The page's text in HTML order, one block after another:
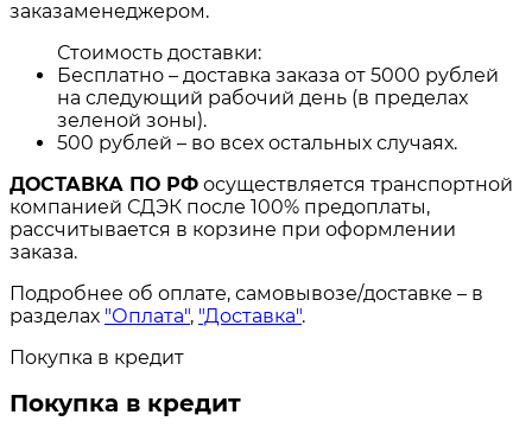
заказаменеджером.
Стоимость доставки:
Бесплатно – доставка заказа от 5000 рублей
на следующий рабочий день (в пределах
зеленой зоны).
500 рублей – во всех остальных случаях.
ДОСТАВКА ПО РФ осуществляется транспортной
компанией СДЭК после 100% предоплаты,
рассчитывается в корзине при оформлении
заказа.
Подробнее об оплате, самовывозе/доставке – в
разделах "Оплата", "Доставка".
Покупка в кредит
Покупка в кредит